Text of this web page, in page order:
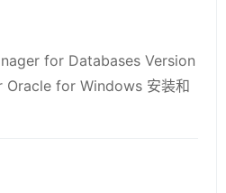
for Databases Version
Oracle for Windows 安装和